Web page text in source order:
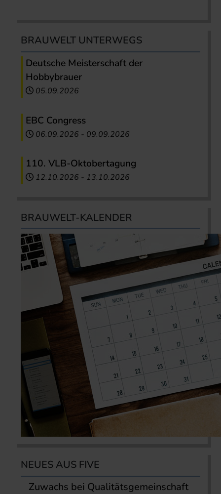
BRAUWELT UNTERWEGS
Deutsche Meisterschaft der
Hobbybrauer
05.09.2026
EBC Congress
06.09.2026 - 09.09.2026
110. VLB-Oktobertagung
12.10.2026 - 13.10.2026
BRAUWELT-KALENDER
NEUES AUS FIVE
Zuwachs bei Qualitätsgemeinschaft